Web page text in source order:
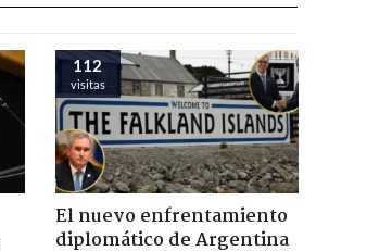
112
visitas
El nuevo enfrentamiento
diplomático de Argentina